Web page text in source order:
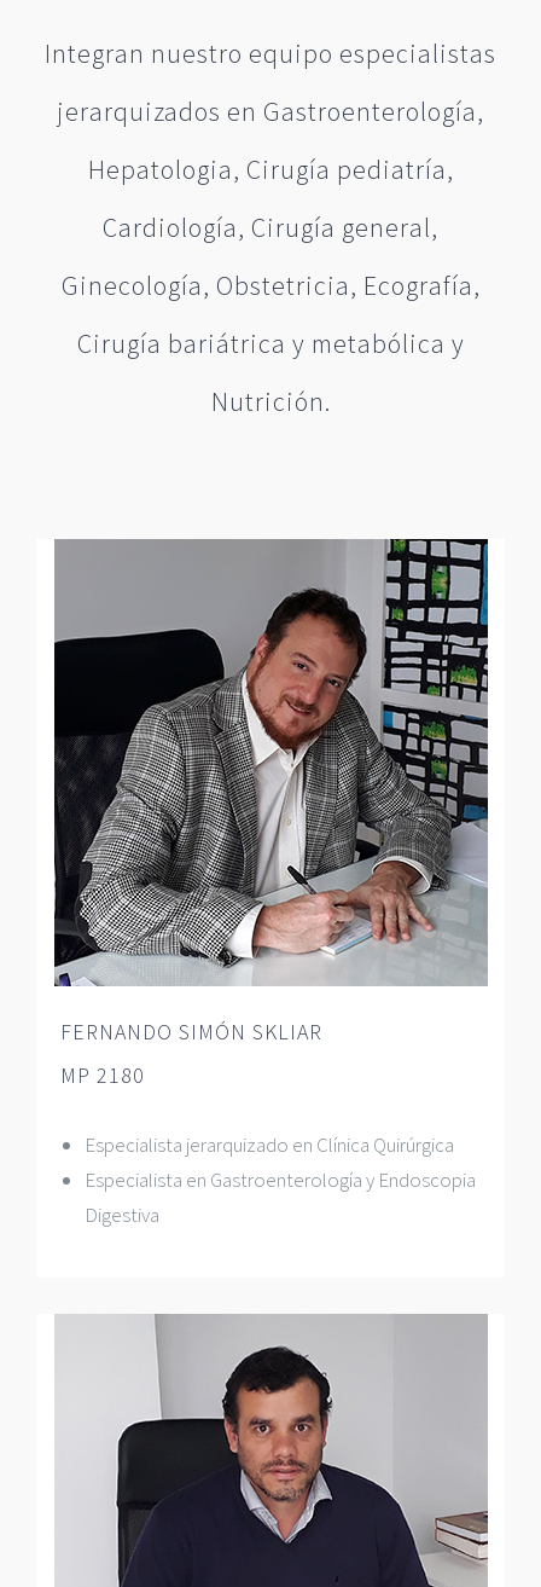
Integran nuestro equipo especialistas
jerarquizados en Gastroenterología,
Hepatologia, Cirugía pediatría,
Cardiología, Cirugía general,
Ginecología, Obstetricia, Ecografía,
Cirugía bariátrica y metabólica y
Nutrición.
FERNANDO SIMÓN SKLIAR
MP 2180
Especialista jerarquizado en Clínica Quirúrgica
Especialista en Gastroenterología y Endoscopia
Digestiva